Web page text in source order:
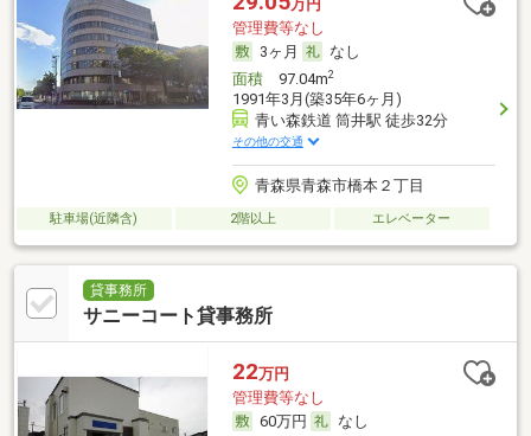
万円
管理費等なし
3ヶ月
なし
面積97.04m2
1991年3月(築35年6ヶ月)
青い森鉄道 筒井駅 徒歩32分
その他の交通
青森県青森市橋本２丁目
駐車場(近隣含) 2階以上 エレベーター
貸事務所
サニーコート貸事務所
22万円
管理費等なし
60万円
なし